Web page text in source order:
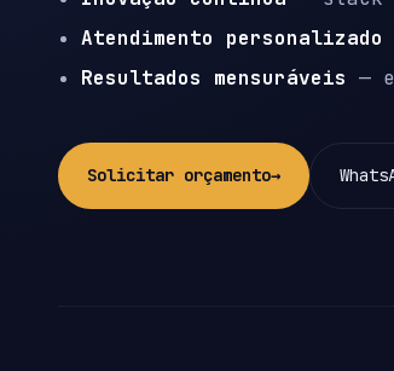
Atendimento personalizado
Resultados mensuráveis —
Solicitar orçamento→